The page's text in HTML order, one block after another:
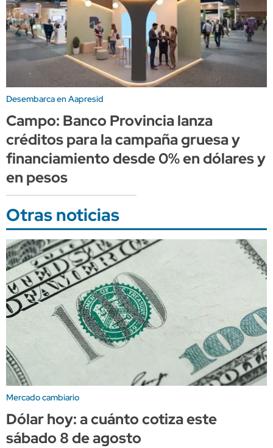
Desembarca en Aapresid
Campo: Banco Provincia lanza
créditos para la campaña gruesa y
financiamiento desde 0% en dólares y
en pesos
Otras noticias
Mercado cambiario
Dólar hoy: a cuánto cotiza este
sábado 8 de agosto